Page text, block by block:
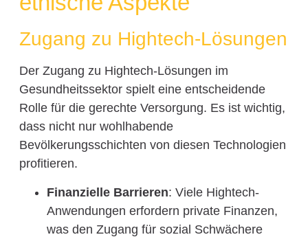
Zugang zu Hightech-Lösungen
Der Zugang zu Hightech-Lösungen im
Gesundheitssektor spielt eine entscheidende
Rolle für die gerechte Versorgung. Es ist wichtig,
dass nicht nur wohlhabende
Bevölkerungsschichten von diesen Technologien
profitieren.
Finanzielle Barrieren: Viele Hightech-
Anwendungen erfordern private Finanzen,
was den Zugang für sozial Schwächere